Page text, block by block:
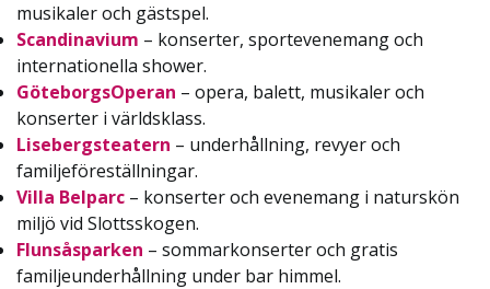
musikaler och gästspel.
Scandinavium – konserter, sportevenemang och
internationella shower.
GöteborgsOperan – opera, balett, musikaler och
konserter i världsklass.
Lisebergsteatern – underhållning, revyer och
familjeföreställningar.
Villa Belparc – konserter och evenemang i naturskön
miljö vid Slottsskogen.
Flunsåsparken – sommarkonserter och gratis
familjeunderhållning under bar himmel.